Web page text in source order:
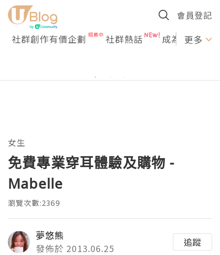
會員登記
社群創作有價企劃 社群熱話 成為U更多
女生
免費專業穿耳體驗及購物 -
Mabelle
瀏覽次數:2369
夢悠熊
發佈於 2013.06.25
追蹤